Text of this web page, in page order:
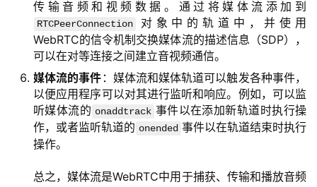
传输音频和视频数据。通过将媒体流添加到
RTCPeerConnection
对象中的轨道中，并使用
WebRTC的信令机制交换媒体流的描述信息（SDP），
可以在对等连接之间建立音视频通信。
媒体流的事件 ：媒体流和媒体轨道可以触发各种事件，
以便应用程序可以对其进行监听和响应。例如，可以监
听媒体流的 onaddtrack 事件以在添加新轨道时执行操
作，或者监听轨道的 onended 事件以在轨道结束时执行
操作。
总之，媒体流是WebRTC中用于捕获、传输和播放音频